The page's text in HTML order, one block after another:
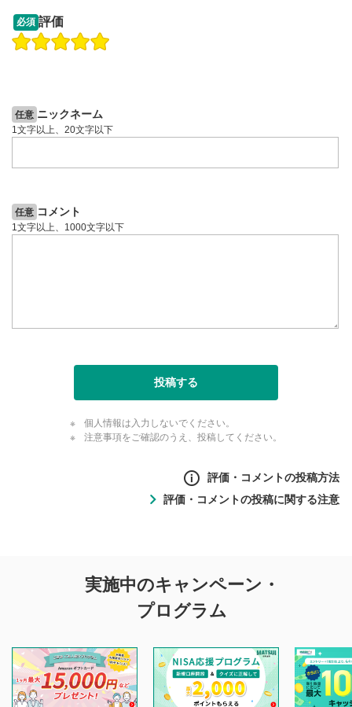
操作説明動画
必須 評価
任意 ニックネーム
1文字以上、20文字以下
任意 コメント
1文字以上、1000文字以下
投稿する
個人情報は入力しないでください。
注意事項をご確認のうえ、投稿してください。
評価・コメントの投稿方法
評価・コメントの投稿に関する注意
投稿に関する注意
を目的として、各動画コンテンツに、評価およびコメントの
投稿ができます。利用者は以下の注意事項をご理解のうえ、
閲覧および投稿を行うものとしてください。
他の利用者が動画を視聴される際の参考になるコメントをお
実施中のキャンペーン・
プログラム